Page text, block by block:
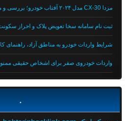
مزدا CX-30 مدل ۲۰۲۴ آفتاب خودرو؛ بررسی و مشخصات فنی
ثبت نام سامانه سخا تعویض پلاک و احراز سکونت
شرایط واردات خودرو به مناطق آزاد، راهنمای
واردات خودروی صفر برای اشخاص حقیقی ممنوع